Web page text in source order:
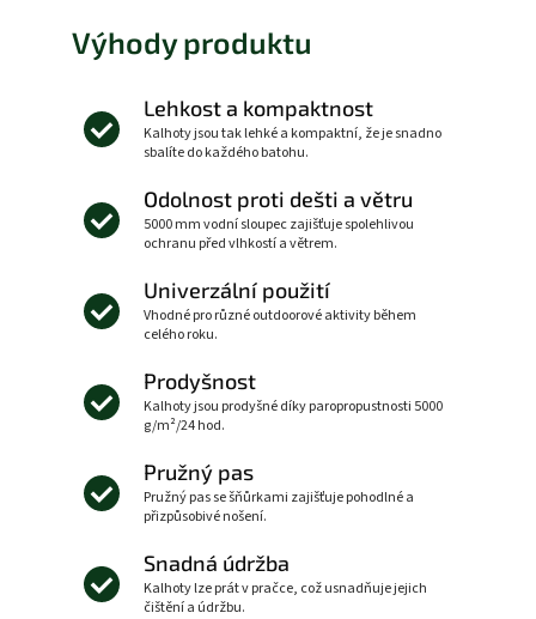
Výhody produktu
Lehkost a kompaktnost
Kalhoty jsou tak lehké a kompaktní, že je snadno
sbalíte do každého batohu.
Odolnost proti dešti a větru
5000 mm vodní sloupec zajišťuje spolehlivou
ochranu před vlhkostí a větrem.
Univerzální použití
Vhodné pro různé outdoorové aktivity během
celého roku.
Prodyšnost
Kalhoty jsou prodyšné díky paropropustnosti 5000
g/m²/24 hod.
Pružný pas
Pružný pas se šňůrkami zajišťuje pohodlné a
přizpůsobivé nošení.
Snadná údržba
Kalhoty lze prát v pračce, což usnadňuje jejich
čištění a údržbu.